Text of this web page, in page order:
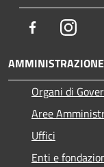
Facebook
AMMINISTRAZIONE
Organi di
Aree
Uffici
Enti e